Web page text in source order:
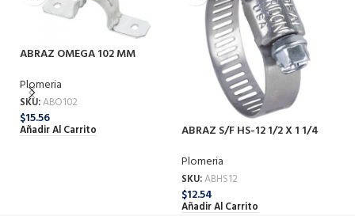
ABRAZ OMEGA 102 MM
Plomeria
SKU:ABO102
$15.56
Añadir Al Carrito
ABRAZ S/F HS-12 1/2 X 1 1/4
Plomeria
SKU:ABHS12
$12.54
Añadir Al Carrito